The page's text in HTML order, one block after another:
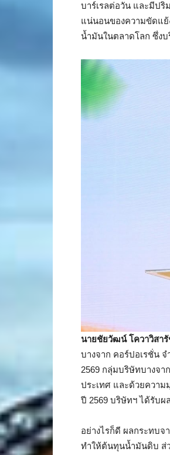
บาร์เรลต่อวัน และมีปริ
แน่นอนของความขัดแย้
น้ำมันในตลาดโลก ซึ่ง
นายชัยวัฒน์ โควาวิสา
บางจาก คอร์ปอเรชั่น
2569 กลุ่มบริษัทบางจ
ประเทศ และด้วยควา
ปี 2569 บริษัทฯ ได้รับ
อย่างไรก็ดี ผลกระทบ
ทำให้ต้นทุนน้ำมันดิบ ส่